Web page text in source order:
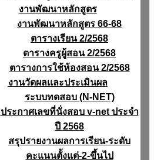
งานพัฒนาหลักสูตร
งานพัฒนาหลักสูตร 66-68
ตารางเรียน 2/2568
ตารางครูผู้สอน 2/2568
ตารางการใช้ห้องสอน 2/2568
งานวัดผลเเละประเมินผล
ระบบทดสอบ (N-NET)
ประกาศเลขที่นั่งสอบ v-net ประจำ
ปี 2568
สรุปรายงานผลการเรียน-ระดับ
คะแนนตั้งแต่-2-ขึ้นไป